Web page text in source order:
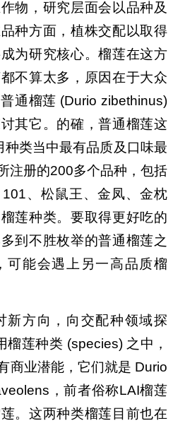
物，研究层面会以品种及
种方面，植株交配以取得
为研究核心。榴莲在这方
不算太多，原因在于大众
通榴莲 (Durio zibethinus)
其它。的確，普通榴莲这
类当中最有品质及口味最
注册的200多个品种，包括
、松鼠王、金凤、金枕
莲种类。要取得更好吃的
到不胜枚举的普通榴莲之
可能会遇上另一高品质榴
新方向，向交配种领域探
莲种类 (species) 之中，
商业潜能，它们就是 Durio
，前者俗称LAI榴莲
。这两种类榴莲目前也在